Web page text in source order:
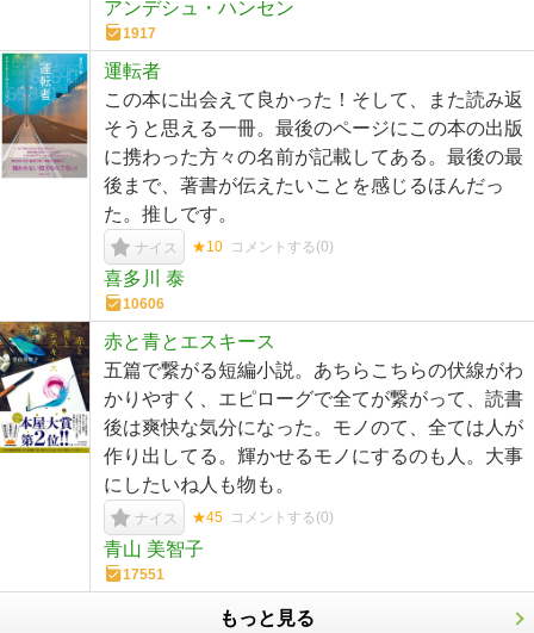
アンデシュ・ハンセン
1917
運転者
この本に出会えて良かった！そして、また読み返
そうと思える一冊。最後のページにこの本の出版
に携わった方々の名前が記載してある。最後の最
後まで、著書が伝えたいことを感じるほんだっ
た。推しです。
ナイス ★10 コメントする(0)
喜多川 泰
10606
赤と青とエスキース
五篇で繋がる短編小説。あちらこちらの伏線がわ
かりやすく、エピローグで全てが繋がって、読書
後は爽快な気分になった。モノのて、全ては人が
作り出してる。輝かせるモノにするのも人。大事
にしたいね人も物も。
ナイス ★45 コメントする(0)
青山 美智子
17551
もっと見る